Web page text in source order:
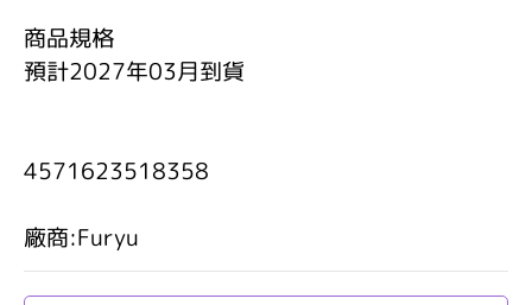
商品規格
預計2027年03月到貨
4571623518358
廠商:Furyu